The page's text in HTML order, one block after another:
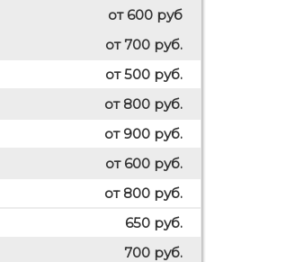
от 600 руб
от 700 руб.
от 500 руб.
от 800 руб.
от 900 руб.
от 600 руб.
от 800 руб.
650 руб.
700 руб.